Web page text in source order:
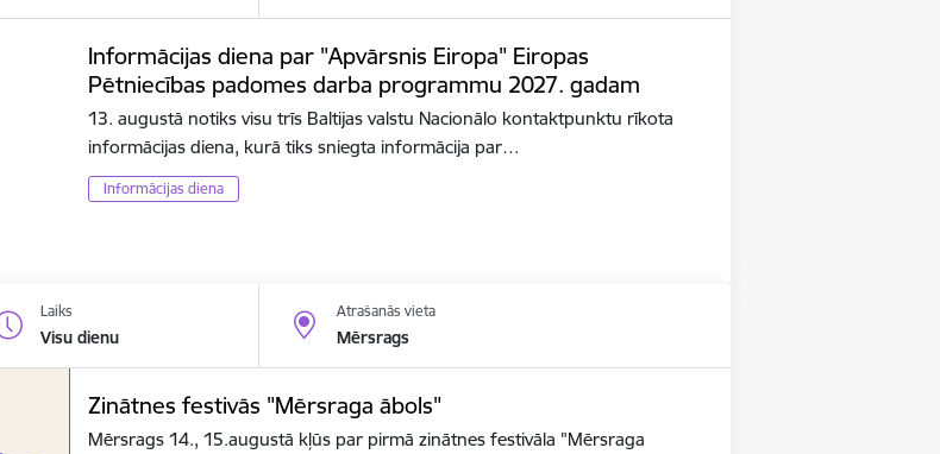
Informācijas diena par "Apvārsnis Eiropa" Eiropas
Pētniecības padomes darba programmu 2027. gadam
13. augustā notiks visu trīs Baltijas valstu Nacionālo kontaktpunktu rīkota
informācijas diena, kurā tiks sniegta informācija par…
Informācijas diena
Laiks
Visu dienu
Atrašanās vieta
Mērsrags
Zinātnes festivās "Mērsraga ābols"
Mērsrags 14., 15.augustā kļūs par pirmā zinātnes festivāla "Mērsraga